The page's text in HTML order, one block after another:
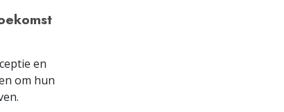
Taakstellingen en Doelen
en
om hun